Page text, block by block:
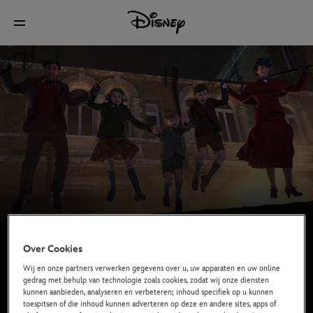
Over Cookies
Wij en onze partners verwerken gegevens over u, uw apparaten en uw online
gedrag met behulp van technologie zoals cookies, zodat wij onze diensten
kunnen aanbieden, analyseren en verbeteren; inhoud specifiek op u kunnen
toespitsen of die inhoud kunnen adverteren op deze en andere sites, apps of